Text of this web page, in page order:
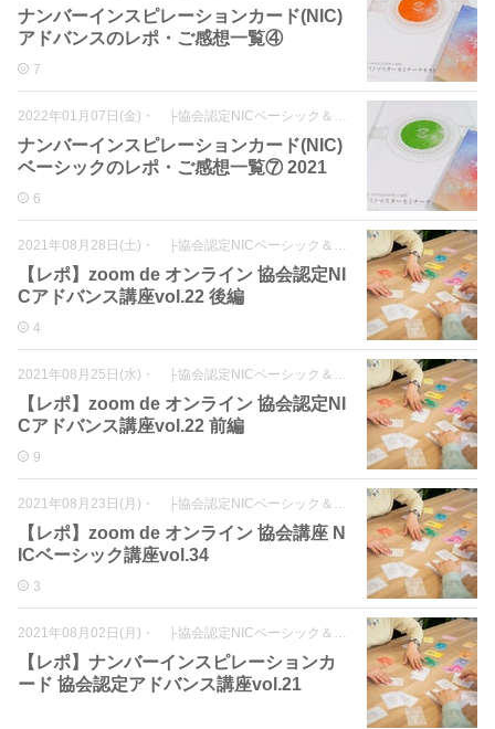
ナンバーインスピレーションカード(NIC)
アドバンスのレポ・ご感想一覧④
7
2022年01月07日(金) ・ ├協会認定NICベーシック＆アドバンス
ナンバーインスピレーションカード(NIC)
ベーシックのレポ・ご感想一覧⑦ 2021
6
2021年08月28日(土) ・ ├協会認定NICベーシック＆アドバンス
【レポ】zoom de オンライン 協会認定NI
Cアドバンス講座vol.22 後編
4
2021年08月25日(水) ・ ├協会認定NICベーシック＆アドバンス
【レポ】zoom de オンライン 協会認定NI
Cアドバンス講座vol.22 前編
9
2021年08月23日(月) ・ ├協会認定NICベーシック＆アドバンス
【レポ】zoom de オンライン 協会講座 N
ICベーシック講座vol.34
3
2021年08月02日(月) ・ ├協会認定NICベーシック＆アドバンス
【レポ】ナンバーインスピレーションカ
ード 協会認定アドバンス講座vol.21